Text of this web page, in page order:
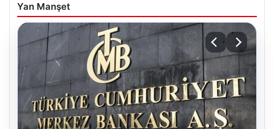
Yan Manşet